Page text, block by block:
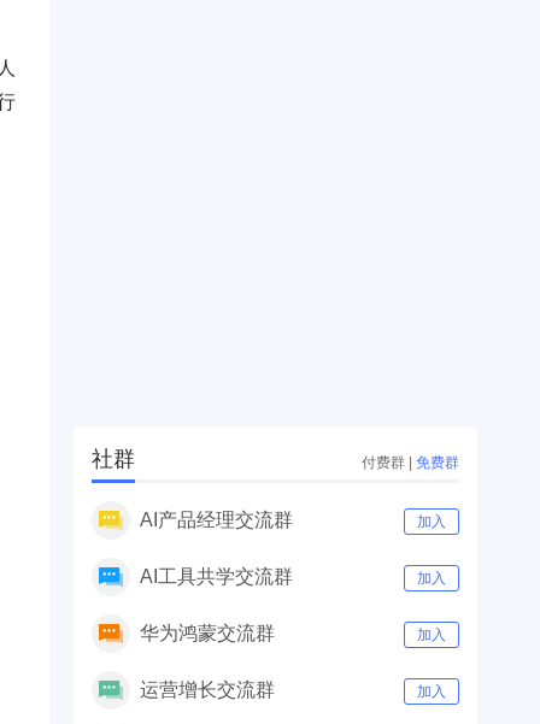
社群 付费群 | 免费群
AI产品经理交流群 加入
AI工具共学交流群 加入
华为鸿蒙交流群 加入
运营增长交流群 加入